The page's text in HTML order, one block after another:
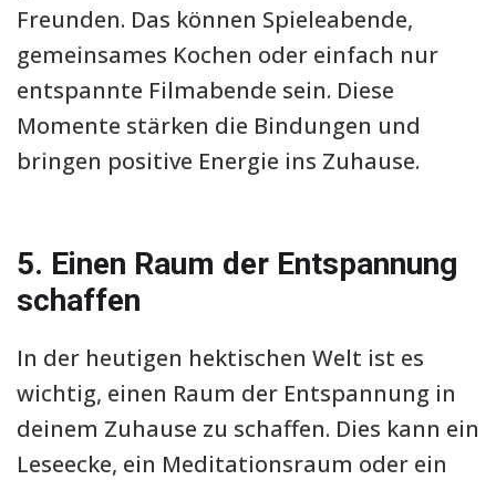
Freunden. Das können Spieleabende,
gemeinsames Kochen oder einfach nur
entspannte Filmabende sein. Diese
Momente stärken die Bindungen und
bringen positive Energie ins Zuhause.
5. Einen Raum der Entspannung
schaffen
In der heutigen hektischen Welt ist es
wichtig, einen Raum der Entspannung in
deinem Zuhause zu schaffen. Dies kann ein
Leseecke, ein Meditationsraum oder ein